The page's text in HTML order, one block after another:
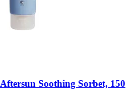
Aftersun Soothing Sorbet, 150